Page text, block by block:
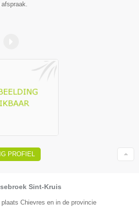
afspraak.
PROFIEL
Sint-Kruis
Chievres en in de provincie